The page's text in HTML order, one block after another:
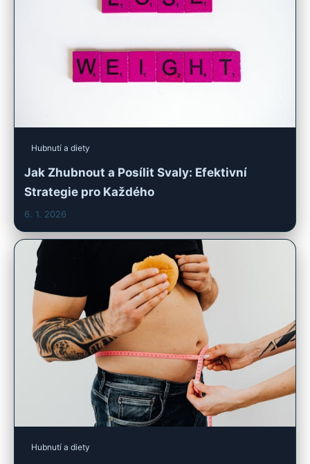
Hubnutí a diety
Jak Zhubnout a Posílit Svaly: Efektivní
Strategie pro Každého
6. 1. 2026
Hubnutí a diety